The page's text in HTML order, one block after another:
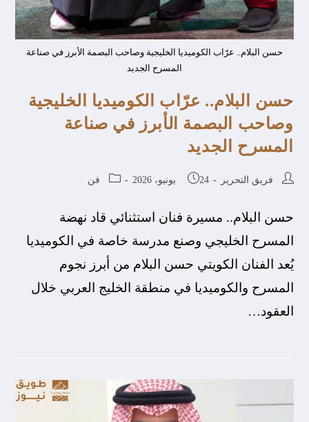
حسن البلام.. عرّاب الكوميديا الخليجية وصاحب البصمة الأبرز في صناعة
المسرح الجديد
حسن البلام.. عرّاب الكوميديا الخليجية
وصاحب البصمة الأبرز في صناعة
المسرح الجديد
فريق التحرير 24 يونيو، 2026 فن
حسن البلام.. مسيرة فنان استثنائي قاد نهضة
المسرح الخليجي وصنع مدرسة خاصة في الكوميديا
يُعد الفنان الكويتي حسن البلام من أبرز نجوم
المسرح والكوميديا في منطقة الخليج العربي خلال
العقود…